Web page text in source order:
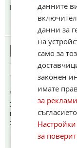
Коментиран от#10,
Оня а
ОТГОВОР
До коментар#9от
Забравих да
вещи за
затвора - а с това
27.01.2025
данните
данни за
на
само за
законен
имате
за
за